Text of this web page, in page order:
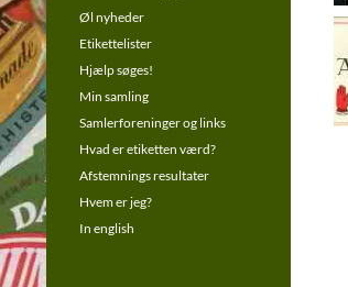
Øl nyheder
Etikettelister
Hjælp søges!
Min samling
Samlerforeninger og links
Hvad er etiketten værd?
Afstemnings resultater
Hvem er jeg?
In english